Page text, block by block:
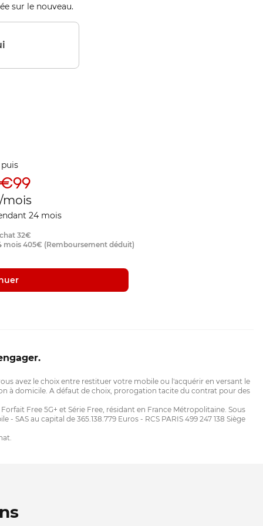
sur le nouveau.
€99
mois
24 mois
32€
mois 405€ (Remboursement déduit)
avez le choix entre restituer votre mobile ou l'acquérir en versant le
à domicile. A défaut de choix, prorogation tacite du contrat pour des
Free 5G+ et Série Free, résidant en France Métropolitaine. Sous
au capital de 365.138.779 Euros - RCS PARIS 499 247 138 Siège